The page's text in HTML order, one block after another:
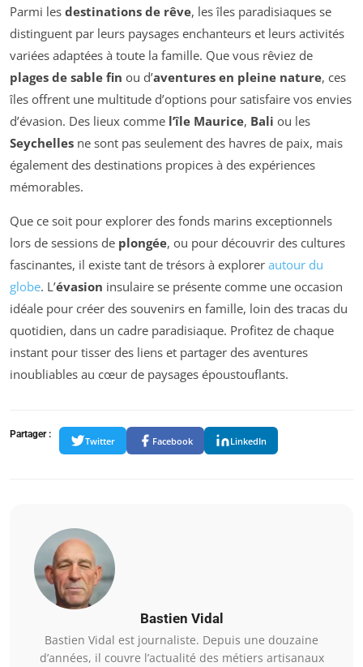
Parmi les destinations de rêve, les îles paradisiaques se
distinguent par leurs paysages enchanteurs et leurs activités
variées adaptées à toute la famille. Que vous rêviez de
plages de sable fin ou d’aventures en pleine nature, ces
îles offrent une multitude d’options pour satisfaire vos envies
d’évasion. Des lieux comme l’île Maurice, Bali ou les
Seychelles ne sont pas seulement des havres de paix, mais
également des destinations propices à des expériences
mémorables.
Que ce soit pour explorer des fonds marins exceptionnels
lors de sessions de plongée, ou pour découvrir des cultures
fascinantes, il existe tant de trésors à explorer autour du
globe. L’évasion insulaire se présente comme une occasion
idéale pour créer des souvenirs en famille, loin des tracas du
quotidien, dans un cadre paradisiaque. Profitez de chaque
instant pour tisser des liens et partager des aventures
inoubliables au cœur de paysages époustouflants.
Partager :
Twitter Facebook LinkedIn
Bastien Vidal
Bastien Vidal est journaliste. Depuis une douzaine
d’années, il couvre l’actualité des métiers artisanaux